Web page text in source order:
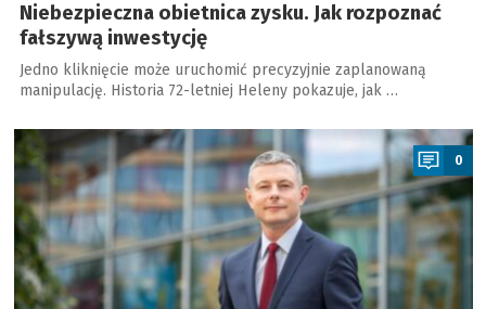
Niebezpieczna obietnica zysku. Jak rozpoznać
fałszywą inwestycję
Jedno kliknięcie może uruchomić precyzyjnie zaplanowaną
manipulację. Historia 72-letniej Heleny pokazuje, jak …
a
0